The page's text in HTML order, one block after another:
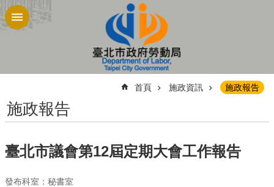
跳到主要內容區塊
首頁 施政資訊 施政報告
施政報告
臺北市議會第12屆定期大會工作報告
發布科室：秘書室